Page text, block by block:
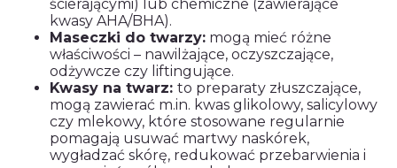
ścierającymi) lub chemiczne (zawierające
kwasy AHA/BHA).
Maseczki do twarzy: mogą mieć różne
właściwości – nawilżające, oczyszczające,
odżywcze czy liftingujące.
Kwasy na twarz: to preparaty złuszczające,
mogą zawierać m.in. kwas glikolowy, salicylowy
czy mlekowy, które stosowane regularnie
pomagają usuwać martwy naskórek,
wygładzać skórę, redukować przebarwienia i